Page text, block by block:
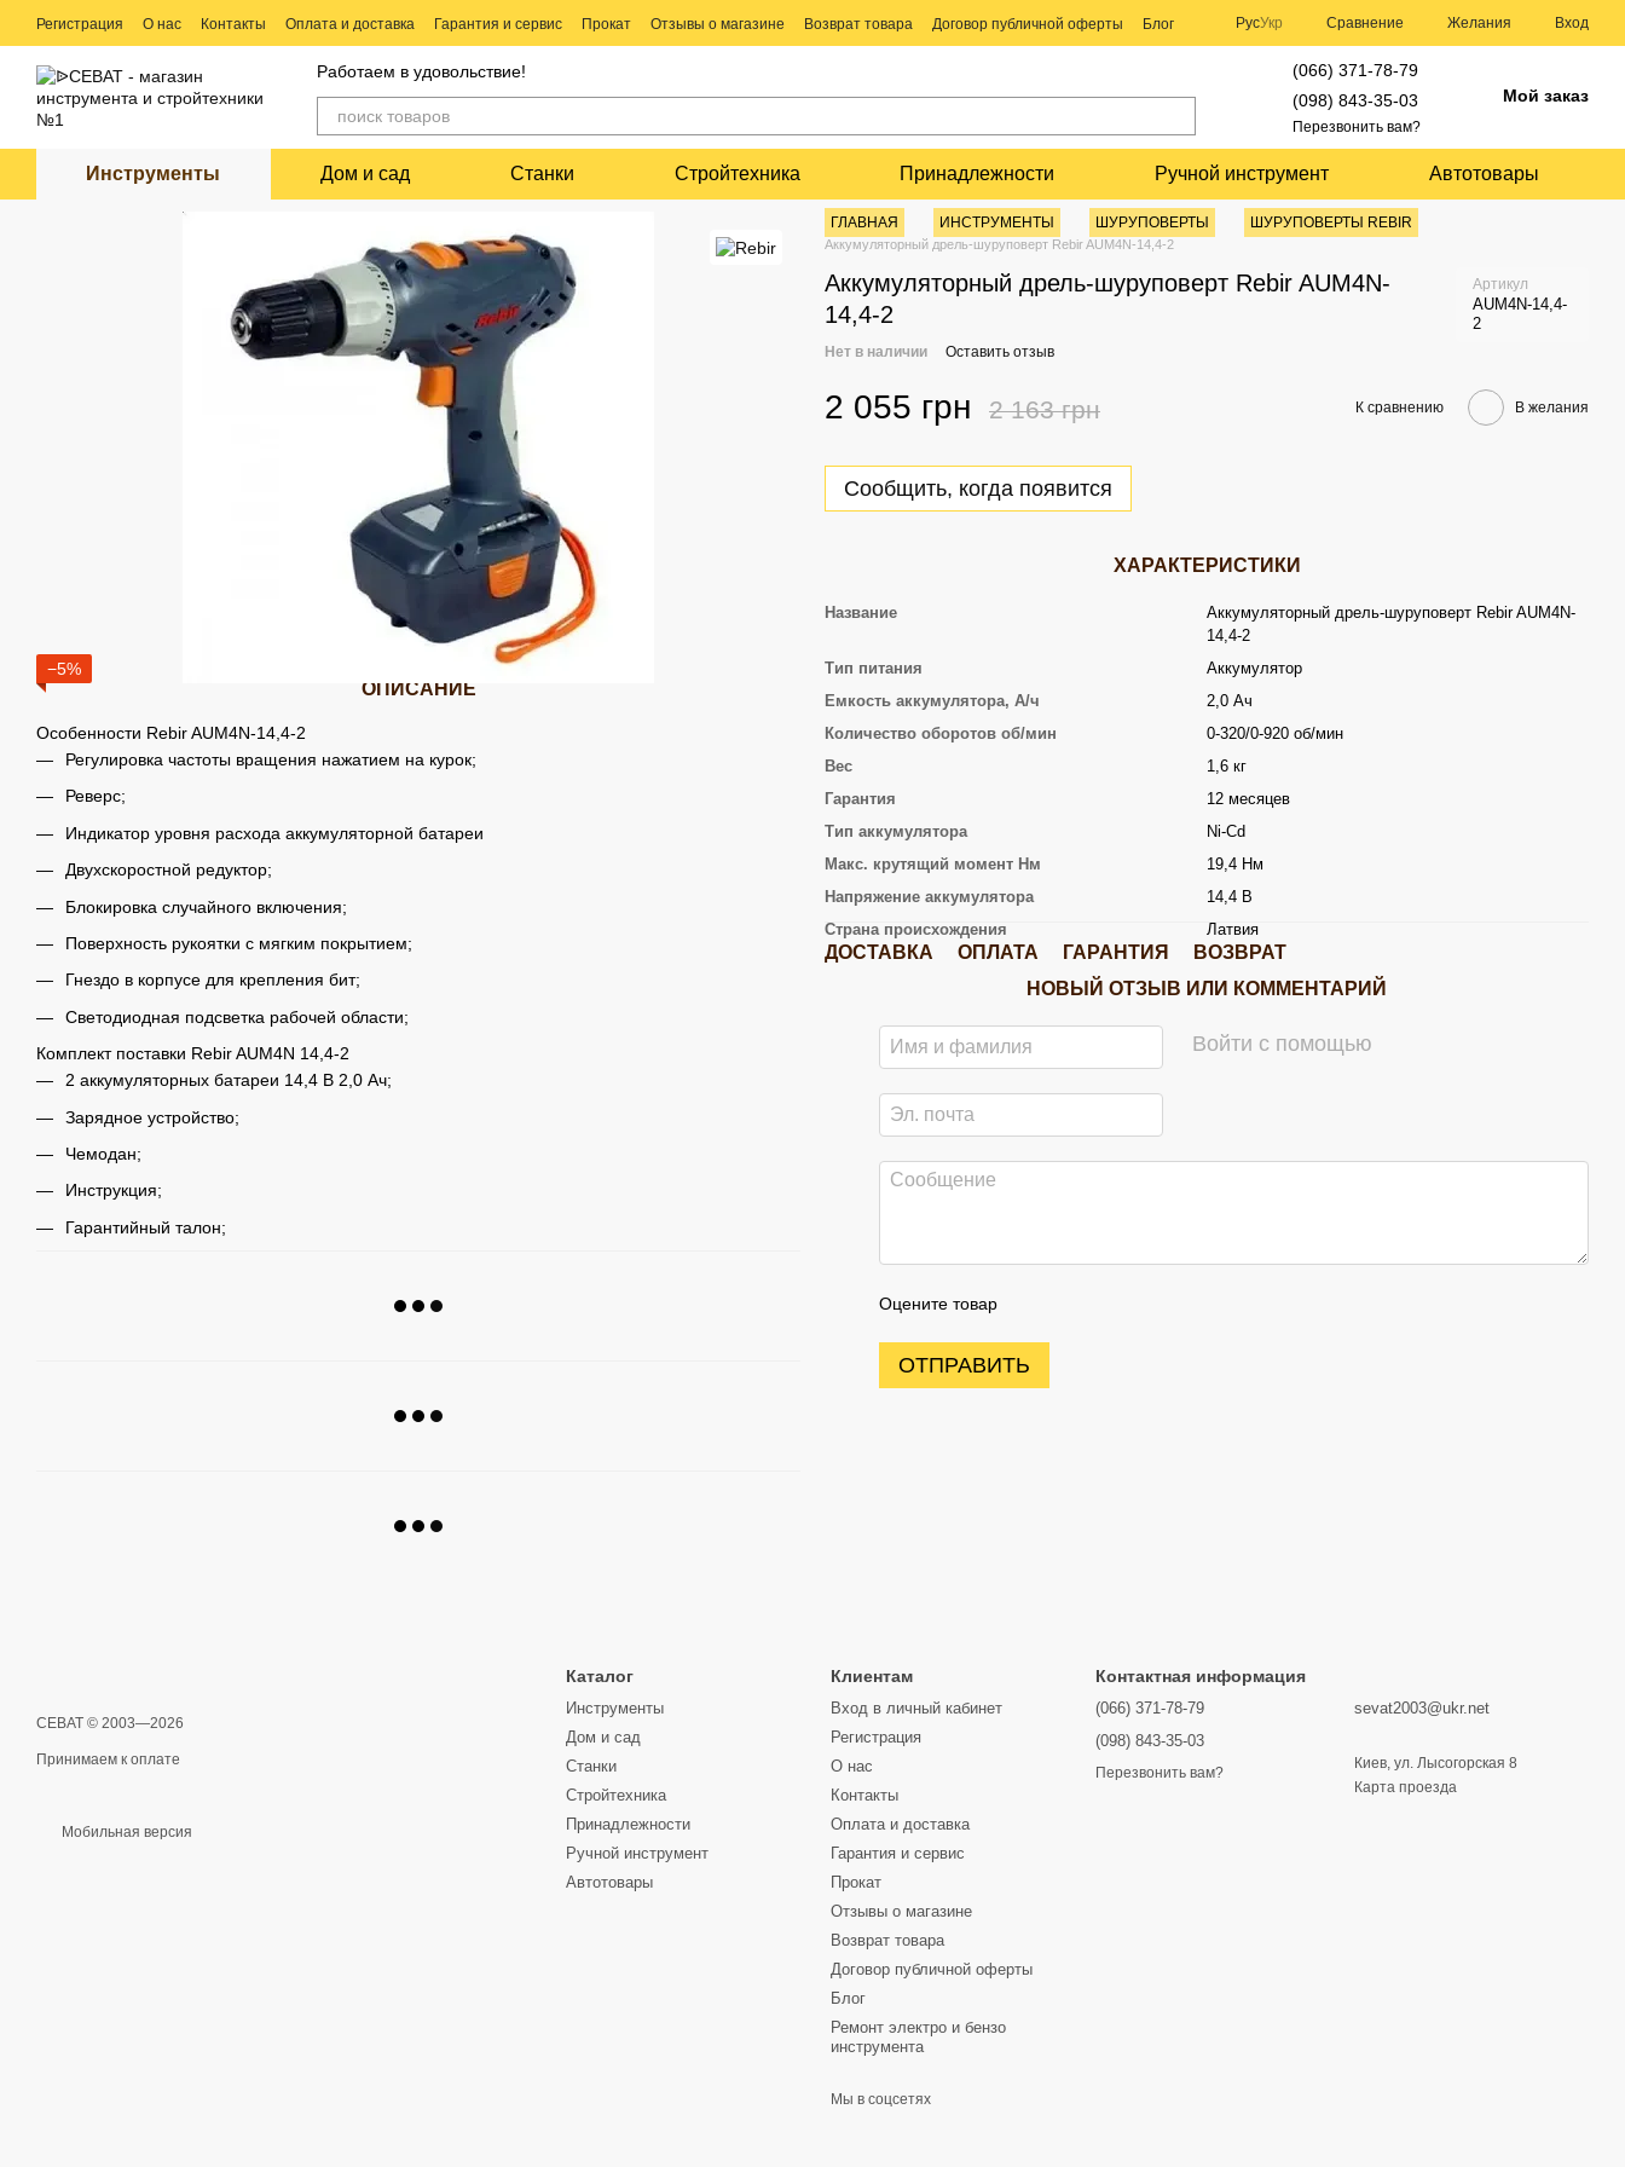
Перейти к основному контенту
Регистрация О нас Контакты Оплата и доставка Гарантия и сервис Прокат Отзывы о магазине Возврат товара Договор публичной оферты
Блог
Ремонт электро и бензо инструмента
РусУкр Сравнение Желания Вход
Работаем в удовольствие!
(066) 371-78-79
(098) 843-35-03
Перезвонить вам?
Мой заказ
Инструменты Дом и сад Станки Стройтехника Принадлежности Ручной инструмент Автотовары
−5%
ОПИСАНИЕ
Особенности Rebir AUM4N-14,4-2
Регулировка частоты вращения нажатием на курок;
Реверс;
Индикатор уровня расхода аккумуляторной батареи
Двухскоростной редуктор;
Блокировка случайного включения;
Поверхность рукоятки с мягким покрытием;
Гнездо в корпусе для крепления бит;
Светодиодная подсветка рабочей области;
Комплект поставки Rebir AUM4N 14,4-2
2 аккумуляторных батареи 14,4 В 2,0 Ач;
Зарядное устройство;
Чемодан;
Инструкция;
Гарантийный талон;
ГЛАВНАЯ ИНСТРУМЕНТЫ ШУРУПОВЕРТЫ ШУРУПОВЕРТЫ REBIR
Аккумуляторный дрель-шуруповерт Rebir AUM4N-14,4-2
Аккумуляторный дрель-шуруповерт Rebir AUM4N-
14,4-2
Артикул
AUM4N-14,4-
2
Нет в наличии Оставить отзыв
2 055 грн 2 163 грн К сравнению В желания
Сообщить, когда появится
ХАРАКТЕРИСТИКИ
Название
Аккумуляторный дрель-шуруповерт Rebir AUM4N-
14,4-2
Тип питания
Аккумулятор
Емкость аккумулятора, А/ч
2,0 Ач
Количество оборотов об/мин
0-320/0-920 об/мин
Вес
1,6 кг
Гарантия
12 месяцев
Тип аккумулятора
Ni-Cd
Макс. крутящий момент Нм
19,4 Нм
Напряжение аккумулятора
14,4 В
Страна происхождения
Латвия
ДОСТАВКА ОПЛАТА ГАРАНТИЯ
ВОЗВРАТ
НОВЫЙ ОТЗЫВ ИЛИ КОММЕНТАРИЙ
Войти с помощью
Оцените товар
ОТПРАВИТЬ
СЕВАТ © 2003—2026
Принимаем к оплате
Мобильная версия
Каталог
Инструменты
Дом и сад
Станки
Стройтехника
Принадлежности
Ручной инструмент
Автотовары
Клиентам
Вход в личный кабинет
Регистрация
О нас
Контакты
Оплата и доставка
Гарантия и сервис
Прокат
Отзывы о магазине
Возврат товара
Договор публичной оферты
Блог
Ремонт электро и бензо
инструмента
Мы в соцсетях
Контактная информация
(066) 371-78-79
(098) 843-35-03
Перезвонить вам?
sevat2003@ukr.net
Киев, ул. Лысогорская 8
Карта проезда